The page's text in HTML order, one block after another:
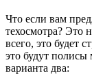
Что если вам
техосмотра? Это
всего, это будет
это будут полисы
варианта два: